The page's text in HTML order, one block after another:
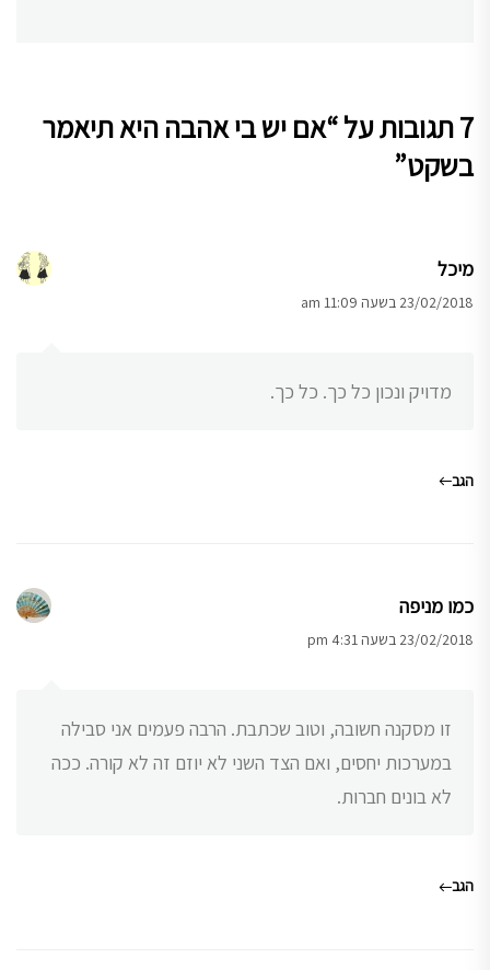
7 תגובות על “
אם יש בי אהבה היא תיאמר
בשקט”
מיכל
23/02/2018 בשעה 11:09 am
מדויק ונכון כל כך. כל כך.
הגב
כמו מניפה
23/02/2018 בשעה 4:31 pm
זו מסקנה חשובה, וטוב שכתבת. הרבה פעמים אני סבילה
במערכות יחסים, ואם הצד השני לא יוזם זה לא קורה. ככה
לא בונים חברות.
הגב